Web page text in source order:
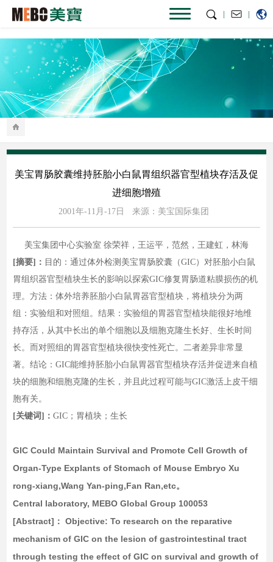
|
|
美宝胃肠胶囊维持胚胎小白鼠胃组织器官型植块存活及促
进细胞增殖
2001年-11月-17日 来源：美宝国际集团
美宝集团中心实验室 徐荣祥，王运平，范然，王建虹，林海
[摘要]： 目的：通过体外检测美宝胃肠胶囊（GIC）对胚胎小白鼠
胃组织器官型植块生长的影响以探索GIC修复胃肠道粘膜损伤的机
理。方法：体外培养胚胎小白鼠胃器官型植块，将植块分为两
组：实验组和对照组。结果：实验组的胃器官型植块能很好地维
持存活，从其中长出的单个细胞以及细胞克隆生长好、生长时间
长。而对照组的胃器官型植块很快变性死亡。二者差异非常显
著。结论：GIC能维持胚胎小白鼠胃器官型植块存活并促进来自植
块的细胞和细胞克隆的生长，并且此过程可能与GIC激活上皮干细
胞有关。
[关键词]：GIC；胃植块；生长
GIC Could Maintain Survival and Promote Cell Growth of
Organ-Type Explants of Stomach of Mouse Embryo Xu
rong-xiang,Wang Yan-ping,Fan Ran,etc。
Central laboratory, MEBO Global Group 100053
[Abstract] ：Objective: To research on the reparative
mechanism of GIC on the lesion of gastrointestinal tract
through testing the effect of GIC on survival and growth of